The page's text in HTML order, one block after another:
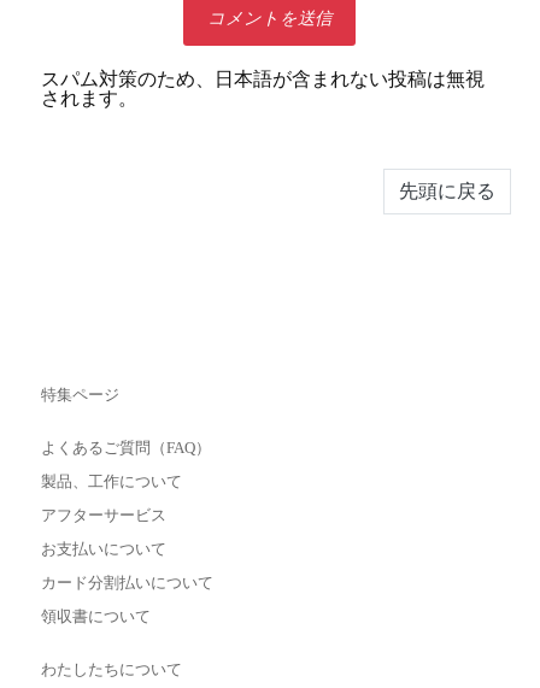
スパム対策のため、日本語が含まれない投稿は無視
されます。
先頭に戻る
特集ページ
よくあるご質問（FAQ）
製品、工作について
アフターサービス
お支払いについて
カード分割払いについて
領収書について
わたしたちについて